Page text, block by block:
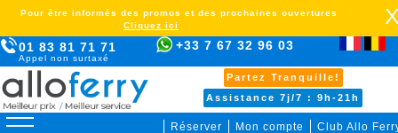
01 83 81 71 71
Appel non surtaxé
+33 7 67 32 96 03
Partez Tranquille!
Assistance 7j/7 : 9h-21h
Réserver Mon compte Club Allo
Pour être informés des promos et des prochaines ouvertures
Cliquez ici